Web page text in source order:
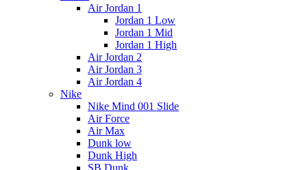
Air Jordan 1
Jordan 1 Low
Jordan 1 Mid
Jordan 1 High
Air Jordan 2
Air Jordan 3
Air Jordan 4
Nike
Nike Mind 001 Slide
Air Force
Air Max
Dunk low
Dunk High
SB Dunk